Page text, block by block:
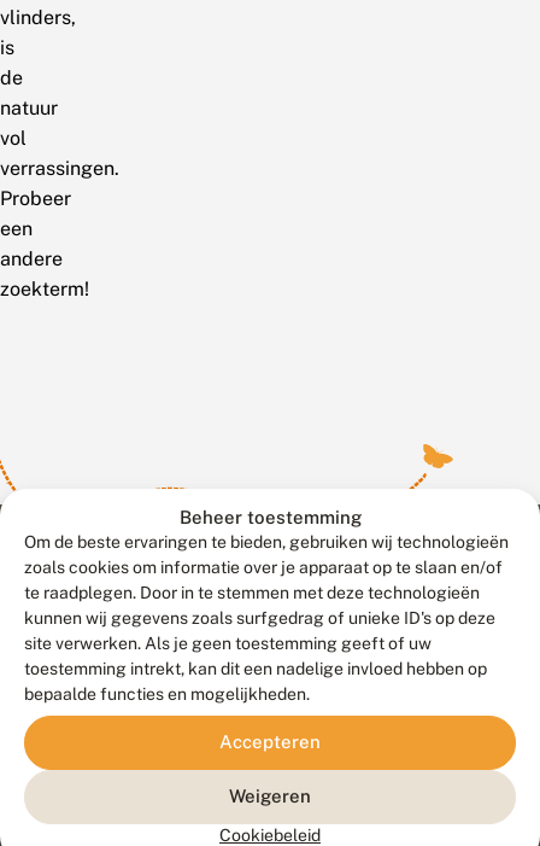
Beheer toestemming
Om de beste ervaringen te bieden, gebruiken wij technologieën
zoals cookies om informatie over je apparaat op te slaan en/of
te raadplegen. Door in te stemmen met deze technologieën
kunnen wij gegevens zoals surfgedrag of unieke ID's op deze
site verwerken. Als je geen toestemming geeft of uw
toestemming intrekt, kan dit een nadelige invloed hebben op
bepaalde functies en mogelijkheden.
Accepteren
Weigeren
Cookiebeleid
vlinders,
is
de
natuur
vol
verrassingen.
Probeer
een
andere
zoekterm!
Contact
Veelgestelde vragen
Doneer
Meld waarnemingen© 2026 Vlinderstichting
Duurzaam ontwikkeld door
Go2People
, ontworpen door
Blue Field Agency
Privacy
Disclaimer
Sitemap